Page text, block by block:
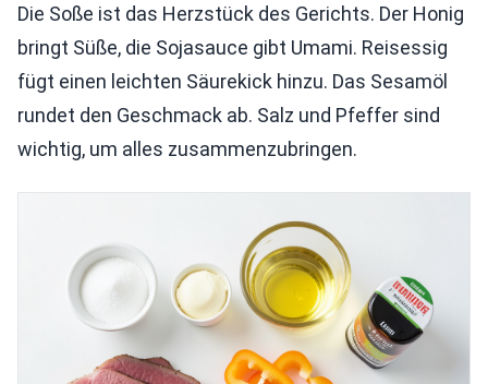
Die Soße ist das Herzstück des Gerichts. Der Honig
bringt Süße, die Sojasauce gibt Umami. Reisessig
fügt einen leichten Säurekick hinzu. Das Sesamöl
rundet den Geschmack ab. Salz und Pfeffer sind
wichtig, um alles zusammenzubringen.